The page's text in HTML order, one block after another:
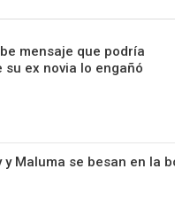
mensaje que podría
su ex novia lo engañó
y Maluma se besan en la